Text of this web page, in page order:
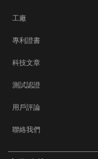
工廠
專利證書
科技文章
測試認證
用戶評論
聯絡我們